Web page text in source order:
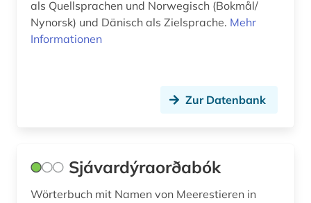
als Quellsprachen und Norwegisch (Bokmål/
Nynorsk) und Dänisch als Zielsprache. Mehr
Informationen
Zur Datenbank
Sjávardýraorðabók
Wörterbuch mit Namen von Meerestieren in